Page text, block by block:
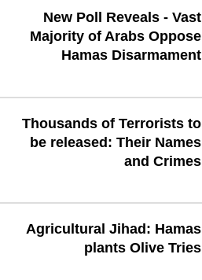
New Poll Reveals - Vast
Majority of Arabs Oppose
Hamas Disarmament
Thousands of Terrorists to
be released: Their Names
and Crimes
Agricultural Jihad: Hamas
plants Olive Tries